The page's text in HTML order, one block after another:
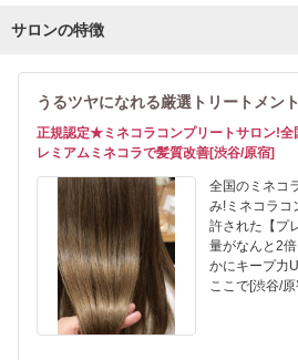
サロンの特徴
うるツヤになれる厳選トリートメン
正規認定★ミネコラコンプリートサロン!全
レミアムミネコラで髪質改善[渋谷/原宿]
全国のミネコ
み!ミネコラコ
許された【プ
量がなんと2
かにキープ力
ここで[渋谷/原